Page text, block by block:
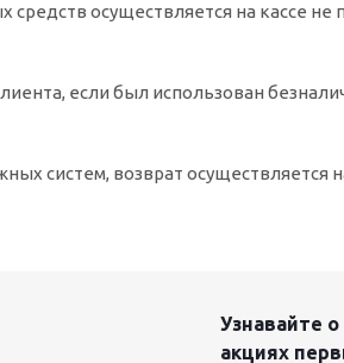
осуществляется на кассе
если был использован
систем, возврат осуществляется
Узнавайте о
акциях